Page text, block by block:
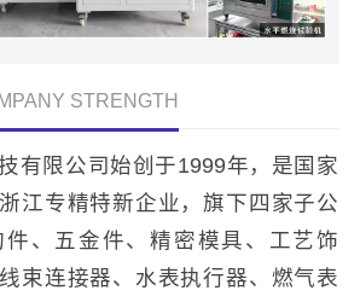
STRENGTH
有限公司始创于1999年，是国家
江专精特新企业，旗下四家子公
、五金件、精密模具、工艺饰
束连接器、水表执行器、燃气表